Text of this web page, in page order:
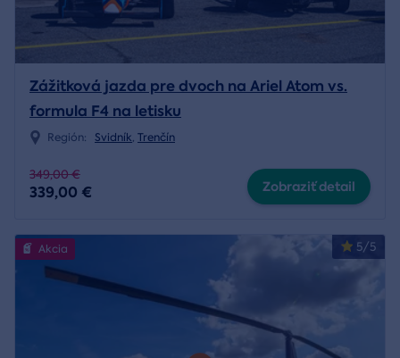
Zážitková jazda pre dvoch na Ariel Atom vs.
formula F4 na letisku
Región: Svidník, Trenčín
349,00 €
339,00 € Zobraziť detail
5/5
Akcia